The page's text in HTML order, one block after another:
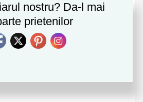
(29)
nostru? Da-l mai
prietenilor